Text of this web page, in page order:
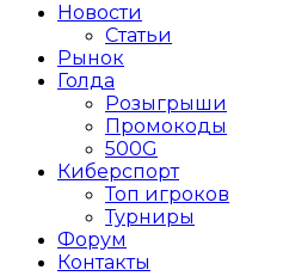
Новости
Статьи
Рынок
Голда
Розыгрыши
Промокоды
500G
Киберспорт
Топ игроков
Турниры
Форум
Контакты